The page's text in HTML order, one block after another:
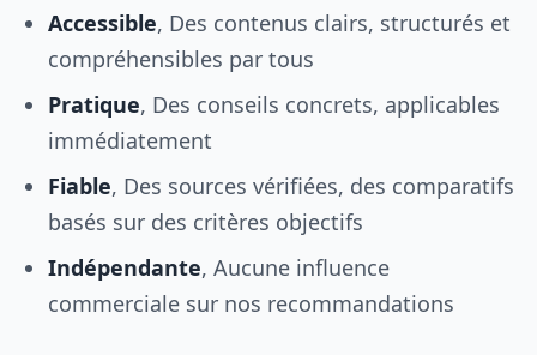
Accessible, Des contenus clairs, structurés et
compréhensibles par tous
Pratique, Des conseils concrets, applicables
immédiatement
Fiable, Des sources vérifiées, des comparatifs
basés sur des critères objectifs
Indépendante, Aucune influence
commerciale sur nos recommandations